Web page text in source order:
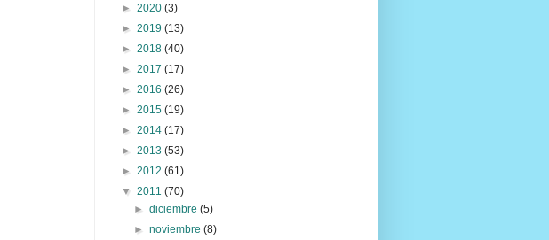
► 2020 (3)
► 2019 (13)
► 2018 (40)
► 2017 (17)
► 2016 (26)
► 2015 (19)
► 2014 (17)
► 2013 (53)
► 2012 (61)
▼ 2011 (70)
►diciembre(5)
►noviembre(8)